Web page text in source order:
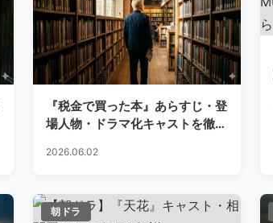
『税金で買った本』あらすじ・登
場人物・ドラマ化キャストを徹底
2026.06.02
朝ドラ